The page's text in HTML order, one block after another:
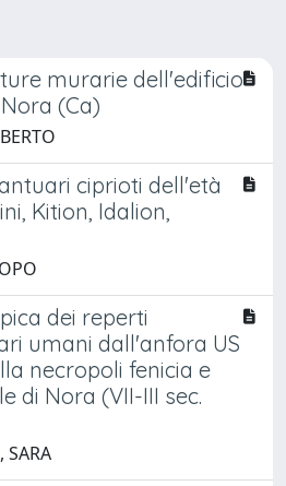
murarie dell'edificio
(Ca)
ciprioti dell'età
Kition, Idalion,
dei reperti
umani dall'anfora US
necropoli fenicia e
di Nora (VII-III sec.